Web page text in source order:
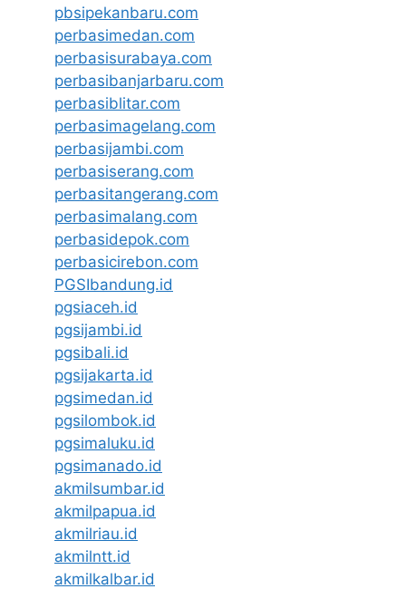
pbsipekanbaru.com
perbasimedan.com
perbasisurabaya.com
perbasibanjarbaru.com
perbasiblitar.com
perbasimagelang.com
perbasijambi.com
perbasiserang.com
perbasitangerang.com
perbasimalang.com
perbasidepok.com
perbasicirebon.com
PGSIbandung.id
pgsiaceh.id
pgsijambi.id
pgsibali.id
pgsijakarta.id
pgsimedan.id
pgsilombok.id
pgsimaluku.id
pgsimanado.id
akmilsumbar.id
akmilpapua.id
akmilriau.id
akmilntt.id
akmilkalbar.id